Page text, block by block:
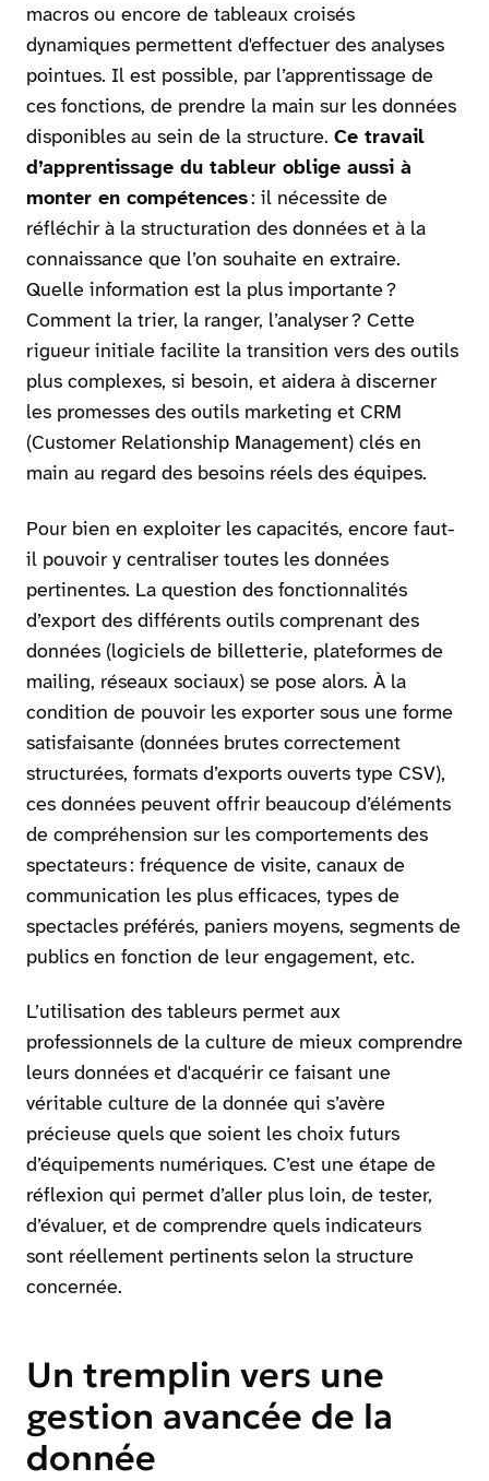
macros ou encore de tableaux croisés
dynamiques permettent d'effectuer des analyses
pointues. Il est possible, par l’apprentissage de
ces fonctions, de prendre la main sur les données
disponibles au sein de la structure. Ce travail
d’apprentissage du tableur oblige aussi à
monter en compétences: il nécessite de
réfléchir à la structuration des données et à la
connaissance que l’on souhaite en extraire.
Quelle information est la plus importante ?
Comment la trier, la ranger, l’analyser ? Cette
rigueur initiale facilite la transition vers des outils
plus complexes, si besoin, et aidera à discerner
les promesses des outils marketing et CRM
(Customer Relationship Management) clés en
main au regard des besoins réels des équipes.
Pour bien en exploiter les capacités, encore faut-
il pouvoir y centraliser toutes les données
pertinentes. La question des fonctionnalités
d’export des différents outils comprenant des
données (logiciels de billetterie, plateformes de
mailing, réseaux sociaux) se pose alors. À la
condition de pouvoir les exporter sous une forme
satisfaisante (données brutes correctement
structurées, formats d’exports ouverts type CSV),
ces données peuvent offrir beaucoup d’éléments
de compréhension sur les comportements des
spectateurs : fréquence de visite, canaux de
communication les plus efficaces, types de
spectacles préférés, paniers moyens, segments de
publics en fonction de leur engagement, etc.
L’utilisation des tableurs permet aux
professionnels de la culture de mieux comprendre
leurs données et d'acquérir ce faisant une
véritable culture de la donnée qui s’avère
précieuse quels que soient les choix futurs
d’équipements numériques. C’est une étape de
réflexion qui permet d’aller plus loin, de tester,
d’évaluer, et de comprendre quels indicateurs
sont réellement pertinents selon la structure
concernée.
Un tremplin vers une
gestion avancée de la
donnée